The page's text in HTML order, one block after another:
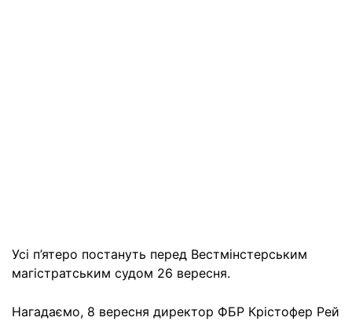
Усі п’ятеро постануть перед Вестмінстерським
магістратським судом 26 вересня.
Нагадаємо, 8 вересня директор ФБР Крістофер Рей